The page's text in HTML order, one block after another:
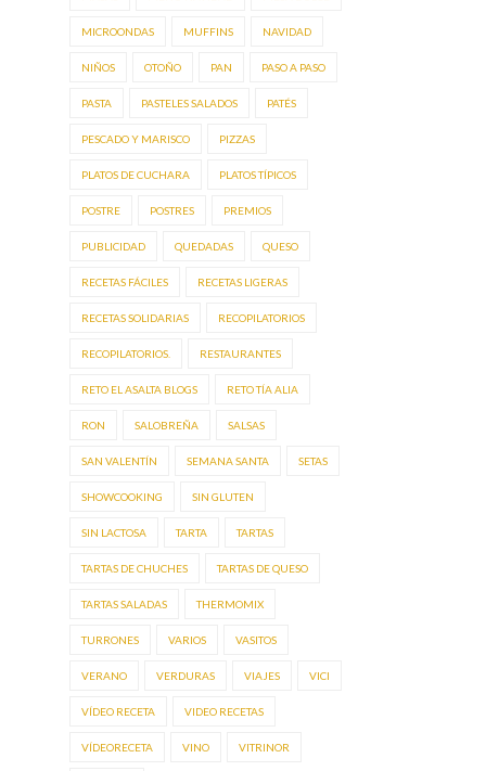
MICROONDAS MUFFINS NAVIDAD
NIÑOS OTOÑO PAN PASO A PASO
PASTA PASTELES SALADOS PATÉS
PESCADO Y MARISCO PIZZAS
PLATOS DE CUCHARA PLATOS TÍPICOS
POSTRE POSTRES PREMIOS
PUBLICIDAD QUEDADAS QUESO
RECETAS FÁCILES RECETAS LIGERAS
RECETAS SOLIDARIAS RECOPILATORIOS
RECOPILATORIOS. RESTAURANTES
RETO EL ASALTA BLOGS RETO TÍA ALIA
RON SALOBREÑA SALSAS
SAN VALENTÍN SEMANA SANTA SETAS
SHOWCOOKING SIN GLUTEN
SIN LACTOSA TARTA TARTAS
TARTAS DE CHUCHES TARTAS DE QUESO
TARTAS SALADAS THERMOMIX
TURRONES VARIOS VASITOS
VERANO VERDURAS VIAJES VICI
VÍDEO RECETA VIDEO RECETAS
VÍDEORECETA VINO VITRINOR